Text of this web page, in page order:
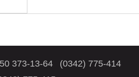
373-13-64
(0342) 775-414